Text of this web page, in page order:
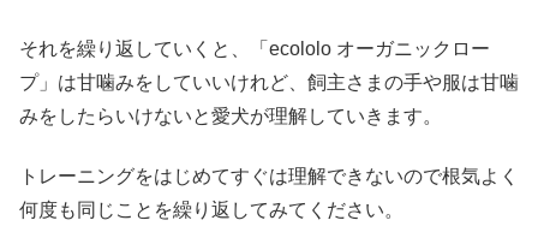
それを繰り返していくと、「ecololo オーガニックロー
プ」は甘噛みをしていいけれど、飼主さまの手や服は甘噛
みをしたらいけないと愛犬が理解していきます。
トレーニングをはじめてすぐは理解できないので根気よく
何度も同じことを繰り返してみてください。